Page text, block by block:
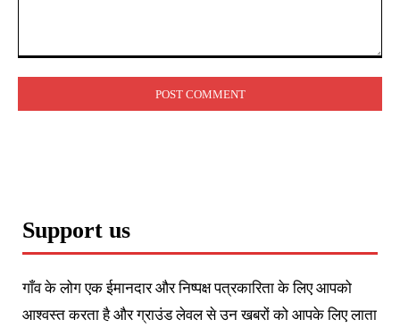
Support us
गाँव के लोग एक ईमानदार और निष्पक्ष पत्रकारिता के लिए आपको
आश्वस्त करता है और ग्राउंड लेवल से उन खबरों को आपके लिए लाता